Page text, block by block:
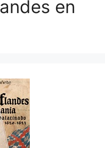
en